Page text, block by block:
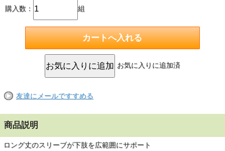
購入数： 組
お気に入りに追加済
友達にメールですすめる
商品説明
ロング丈のスリーブが下肢を広範囲にサポート